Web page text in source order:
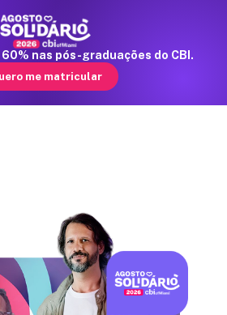
nas pós-graduações do CBI.
me matricular
☰